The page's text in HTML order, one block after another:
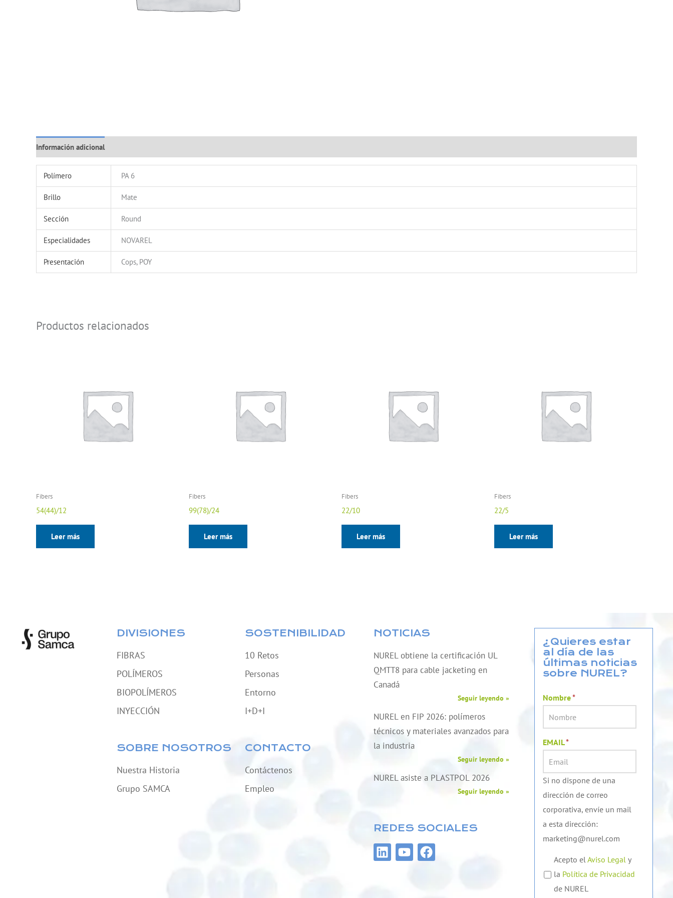
Información adicional
Polímero PA 6
Brillo Mate
Sección Round
Especialidades NOVAREL
Presentación Cops, POY
Productos relacionados
Fibers
54(44)/12
Leer más
Fibers
99(78)/24
Leer más
Fibers
22/10
Leer más
Fibers
22/5
Leer más
DIVISIONES
FIBRAS
POLÍMEROS
BIOPOLÍMEROS
INYECCIÓN
SOBRE NOSOTROS
Nuestra Historia
Grupo SAMCA
SOSTENIBILIDAD
10 Retos
Personas
Entorno
I+D+I
CONTACTO
Contáctenos
Empleo
NOTICIAS
NUREL obtiene la certificación UL
QMTT8 para cable jacketing en
Canadá
Seguir leyendo »
NUREL en FIP 2026: polímeros
técnicos y materiales avanzados para
la industria
Seguir leyendo »
NUREL asiste a PLASTPOL 2026
Seguir leyendo »
REDES SOCIALES
L
i
Y
o
F
a
¿Quieres estar
al día de las
últimas noticias
sobre NUREL?
Nombre*
EMAIL*
Si no dispone de una
dirección de correo
corporativa, envíe un mail
a esta dirección:
marketing@nurel.com
Acepto elAviso Legal y
la Política de Privacidad
de NUREL